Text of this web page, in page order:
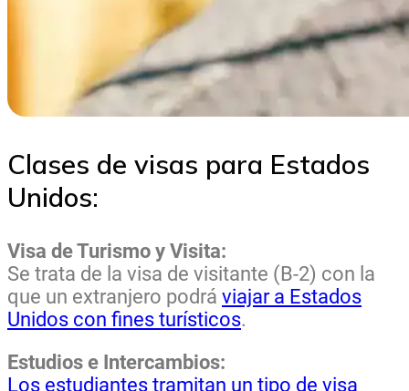
Clases de visas para Estados
Unidos:
Visa de Turismo y Visita:
Se trata de la visa de visitante (B-2) con la
que un extranjero podrá viajar a Estados
Unidos con fines turísticos.
Estudios e Intercambios:
Los estudiantes tramitan un tipo de visa